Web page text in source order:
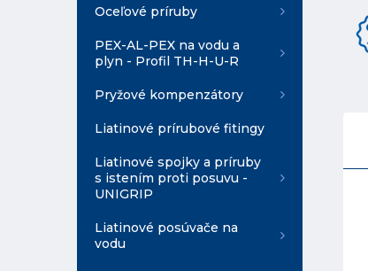
Oceľové príruby
PEX-AL-PEX na vodu a
plyn - Profil TH-H-U-R
Pryžové kompenzátory
Liatinové prírubové fitingy
Liatinové spojky a príruby
s istením proti posuvu -
UNIGRIP
Liatinové posúvače na
vodu